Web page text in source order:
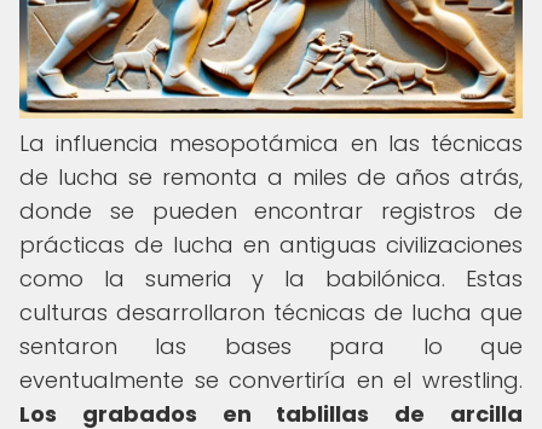
La influencia mesopotámica en las técnicas
de lucha se remonta a miles de años atrás,
donde se pueden encontrar registros de
prácticas de lucha en antiguas civilizaciones
como la sumeria y la babilónica. Estas
culturas desarrollaron técnicas de lucha que
sentaron las bases para lo que
eventualmente se convertiría en el wrestling.
Los grabados en tablillas de arcilla